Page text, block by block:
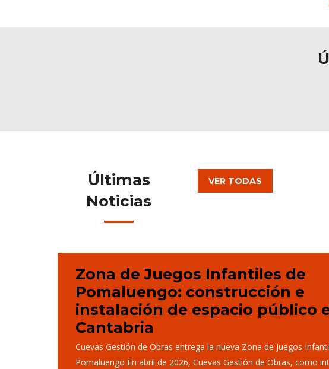
Últimas
Noticias
VER TODAS
Zona de Juegos Infantiles de
Pomaluengo: construcción e
instalación de espacio público
Cantabria
Cuevas Gestión de Obras entrega la nueva Zona de Juegos
Pomaluengo En abril de 2026, Cuevas Gestión de Obras, como